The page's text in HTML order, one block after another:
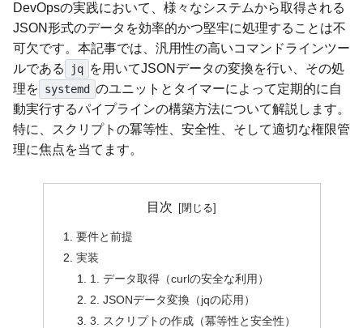
DevOpsの実践において、様々なシステムから取得される
JSON形式のデータを効率的かつ堅牢に処理することは不
可欠です。本記事では、汎用性の高いコマンドラインツー
ルである
jq を用いてJSONデータの変換を行い、その処
理を systemd のユニットとタイマーによって定期的に自
動実行するパイプラインの構築方法について解説します。
特に、スクリプトの冪等性、安全性、そして適切な権限管
理に焦点を当てます。
目次
要件と前提
実装
1. データ取得（curlの安全な利用）
2. JSONデータ変換（jqの応用）
3. スクリプトの作成（冪等性と安全性）